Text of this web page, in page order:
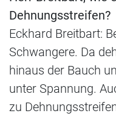
Dehnungsstreifen?
Eckhard Breitbart:
Schwangere. Da
hinaus der Bauch
unter Spannung.
zu